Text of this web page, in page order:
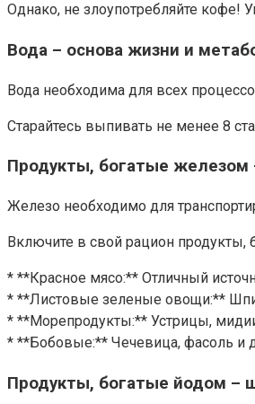
Однако, не злоупотребляйте кофе!
Вода – основа жизни и
Вода необходима для всех
Старайтесь выпивать не менее 8
Продукты, богатые железом
Железо необходимо для
Включите в свой рацион продукты,
* **Красное мясо:** Отличный
* **Листовые зеленые овощи:**
* **Морепродукты:** Устрицы,
* **Бобовые:** Чечевица, фасоль и
Продукты, богатые йодом –